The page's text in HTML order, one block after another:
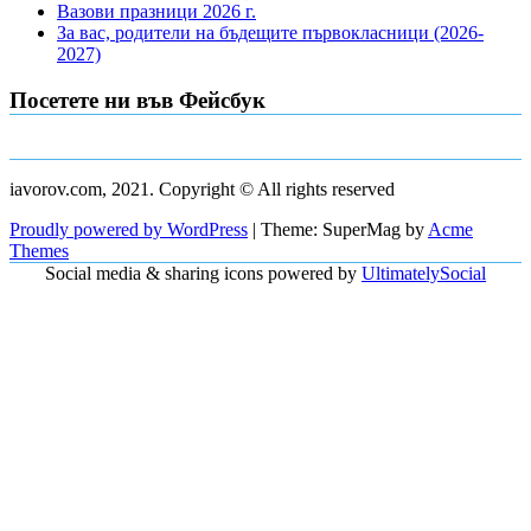
Вазови празници 2026 г.
За вас, родители на бъдещите първокласници (2026-
2027)
Посетете ни във Фейсбук
iavorov.com, 2021. Copyright © All rights reserved
Proudly powered by WordPress | Theme: SuperMag by Acme
Themes
Social media & sharing icons powered by UltimatelySocial